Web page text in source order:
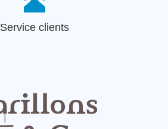
Service clients